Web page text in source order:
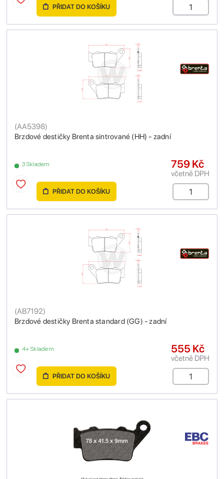
PŘIDAT DO KOŠÍKU
Brzdové destičky Brenta sintrované (HH) - zadní
(AA5398)
3 Skladem 759 Kč
včetně DPH
PŘIDAT DO KOŠÍKU
Brzdové destičky Brenta standard (GG) - zadní
(AB7192)
4+ Skladem 555 Kč
včetně DPH
PŘIDAT DO KOŠÍKU